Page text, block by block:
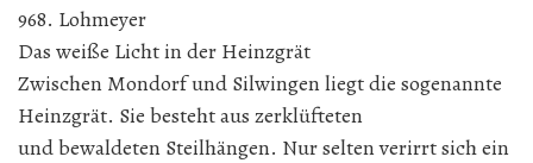
968. Lohmeyer
Das weiße Licht in der Heinzgrät
Zwischen Mondorf und Silwingen liegt die sogenannte
Heinzgrät. Sie besteht aus zerklüfteten
und bewaldeten Steilhängen. Nur selten verirrt sich ein